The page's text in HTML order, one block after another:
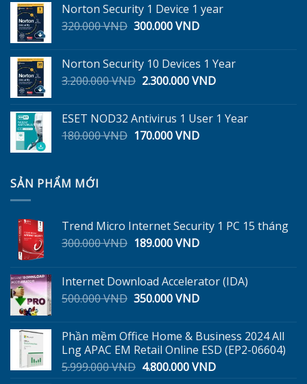
190.000 VND.là:
90.000 VND.
Norton Security 1 Device 1 year
320.000VND Giá
320.000 VND.
300.000VNDGiá
là:
300.000 VND.
Norton Security 10 Devices 1 Year
3.200.000VND Giá
3.200.000 VND.
2.300.000VNDGiá
là:
ESET NOD32 Antivirus 1 User 1 Year
180.000VND Giá
170.000VNDGiá
SẢN PHẨM MỚI
Trend Micro Internet Security 1 PC 15 tháng
300.000VND Giá
300.000 VND.
189.000VNDGiá
là:
189.000 VND.
Internet Download Accelerator (IDA)
500.000VND Giá
500.000 VND.
350.000VNDGiá
là:
350.000 VND.
Phần mềm Office Home & Business 2024 All
Lng APAC EM Retail Online ESD (EP2-06604)
5.999.000VND Giá
4.800.000VNDGiá